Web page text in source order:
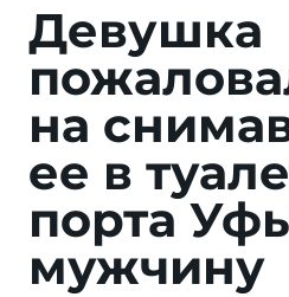
Девушка
на
ее в
пор­та
мужчину